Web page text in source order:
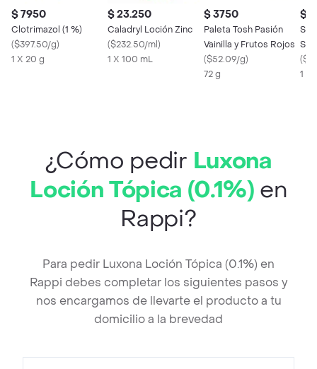
$ 7950
Clotrimazol (1 %)
($397.50/g)
1 X 20 g
$ 23.250
Caladryl Loción Zinc
($232.50/ml)
1 X 100 mL
$ 3750
Paleta Tosh Pasión
Vainilla y Frutos Rojos
($52.09/g)
72 g
$
(
1 X
¿Cómo pedir Luxona
Loción Tópica (0.1%) en
Rappi?
Para pedir Luxona Loción Tópica (0.1%) en
Rappi debes completar los siguientes pasos y
nos encargamos de llevarte el producto a tu
domicilio a la brevedad